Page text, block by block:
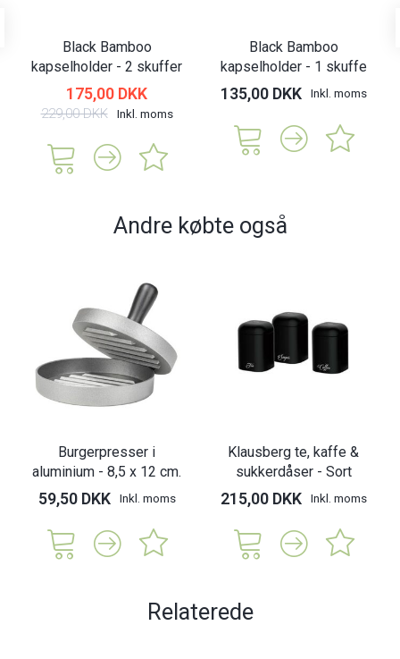
Black Bamboo
kapselholder - 2 skuffer
175,00 DKK
229,00 DKK Inkl. moms
Black Bamboo
kapselholder - 1 skuffe
135,00 DKK Inkl. moms
Andre købte også
Burgerpresser i
aluminium - 8,5 x 12 cm.
59,50 DKK Inkl. moms
Klausberg te, kaffe &
sukkerdåser - Sort
215,00 DKK Inkl. moms
Relaterede